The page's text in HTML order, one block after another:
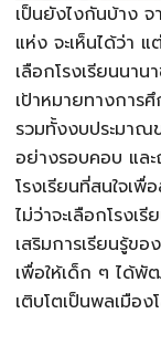
เป็นยังไงกันบ้าง
แห่ง จะเห็นได้ว่า
เลือกโรงเรียนนาน
เป้าหมายทางการ
รวมทั้งงบประมาณ
อย่างรอบคอบ แล
โรงเรียนที่สนใจเ
ไม่ว่าจะเลือกโรง
เสริมการเรียนรู้ข
เพื่อให้เด็ก ๆ ได้
เติบโตเป็นพลเมือ